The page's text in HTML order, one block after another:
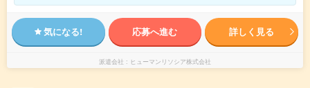
気になる! 応募へ進む 詳しく見る
派遣会社 ヒューマンリソシア株式会社